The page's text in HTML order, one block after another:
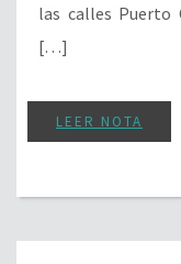
las calles Puerto
[…]
LEER NOTA